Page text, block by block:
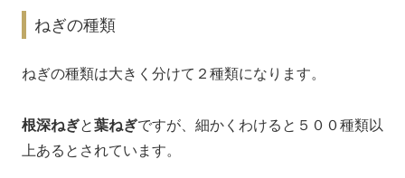
ねぎの種類
ねぎの種類は大きく分けて２種類になります。
根深ねぎと葉ねぎですが、細かくわけると５００種類以
上あるとされています。